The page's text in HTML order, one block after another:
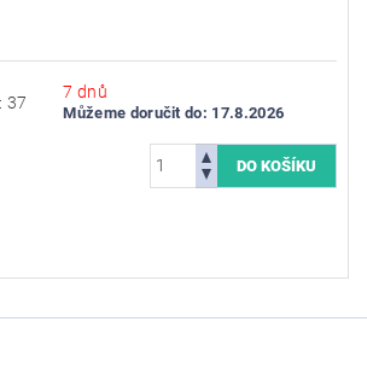
37
7 dnů
Můžeme doručit do: 17.8.2026